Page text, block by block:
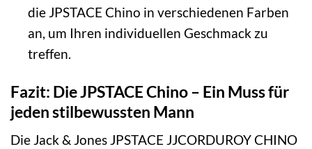
die JPSTACE Chino in verschiedenen Farben
an, um Ihren individuellen Geschmack zu
treffen.
Fazit: Die JPSTACE Chino – Ein Muss für
jeden stilbewussten Mann
Die Jack & Jones JPSTACE JJCORDUROY CHINO